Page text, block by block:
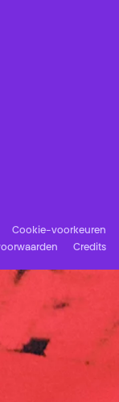
Cookie-voorkeuren
Credits